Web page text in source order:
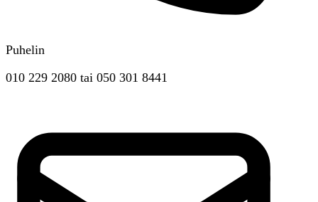
Puhelin
010 229 2080 tai 050 301 8441